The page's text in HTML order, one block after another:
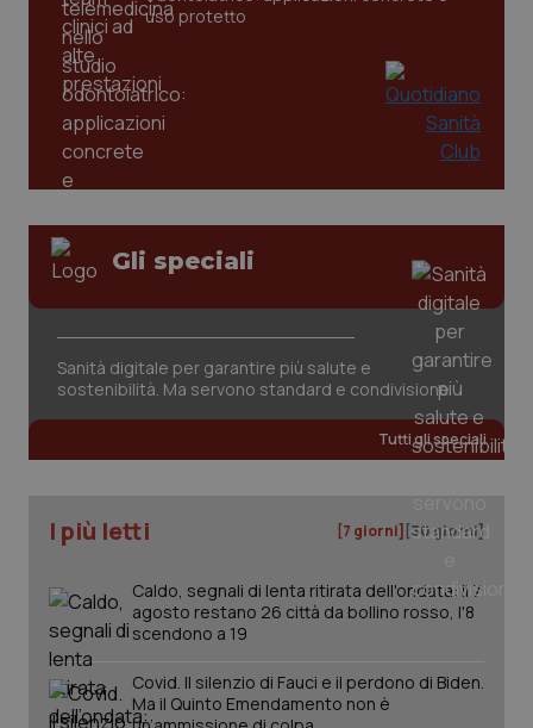
uso protetto
Gli speciali
Sanità digitale per garantire più salute e
sostenibilità. Ma servono standard e condivisione
Tutti gli speciali
I più letti [7 giorni] [30 giorni]
Caldo, segnali di lenta ritirata dell'ondata: il 7
agosto restano 26 città da bollino rosso, l'8
scendono a 19
Covid. Il silenzio di Fauci e il perdono di Biden.
Ma il Quinto Emendamento non è
tracking-sites-ironfish-
session-id
www.quotidianosanita.it